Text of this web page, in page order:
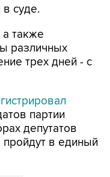
также
трех дней - с
депутатов
в единый
РФ